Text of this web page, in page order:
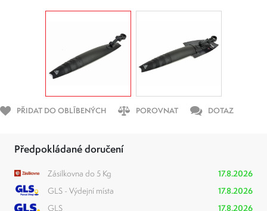
PŘIDAT DO OBLÍBENÝCH POROVNAT DOTAZ
Předpokládané doručení
Zásilkovna do 5 Kg
17.8.2026
GLS - Výdejní místa
17.8.2026
GLS
17.8.2026